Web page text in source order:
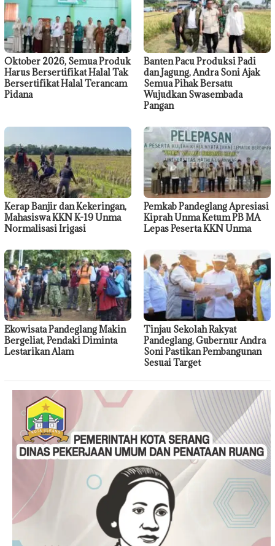
Oktober 2026, Semua Produk
Harus Bersertifikat Halal Tak
Bersertifikat Halal Terancam
Pidana
Banten Pacu Produksi Padi
dan Jagung, Andra Soni Ajak
Semua Pihak Bersatu
Wujudkan Swasembada
Pangan
Kerap Banjir dan Kekeringan,
Mahasiswa KKN K-19 Unma
Normalisasi Irigasi
Pemkab Pandeglang Apresiasi
Kiprah Unma Ketum PB MA
Lepas Peserta KKN Unma
Ekowisata Pandeglang Makin
Bergeliat, Pendaki Diminta
Lestarikan Alam
Tinjau Sekolah Rakyat
Pandeglang, Gubernur Andra
Soni Pastikan Pembangunan
Sesuai Target